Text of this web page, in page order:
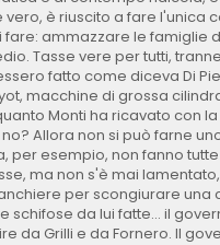
vero, è riuscito a fare
fare: ammazzare le
Tasse vere per tutti,
fatto come diceva Di
macchine di grossa
Monti ha ricavato con
Allora non si può farne
per esempio, non fanno
ma non s'è mai
per scongiurare una
schifose da lui fatte... il
da Grilli e da Fornero. Il